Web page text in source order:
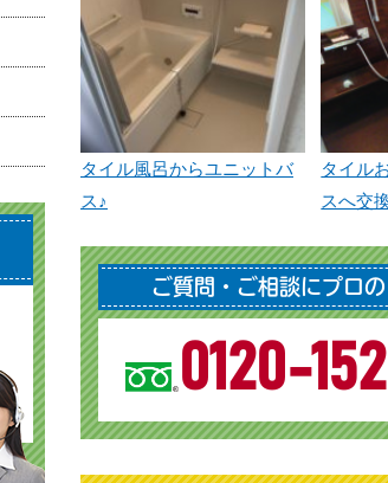
タイル風呂からユニットバ
ス♪
タイル
スへ交
ご質問・ご相談にプロ
0120-